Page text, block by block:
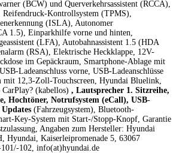
(BCW) und Querverkehrsassistent (RCCA),
Kontrollsystem (TPMS),
(ISLA), Autonomer
1.5), Einparkhilfe vorne und hinten,
(LFA), Autobahnassistent 1.5 (HDA
(RSA), Elektrische Heckklappe, 12V-
im Gepäckraum, Smartphone-Ablage mit
Ladeanschluss vorne, USB-Ladeanschlüsse
mit 12,3-Zoll-Touchscreen, Hyundai Bluelink,
(kabellos) , Lautsprecher 1. Sitzreihe,
Hochtöner, Notrufsystem (eCall), USB-
(Fahrzeugsystem), Bluetooth-
Key-System mit Start-/Stopp-Knopf, Garantie
Angaben zum Hersteller: Hyundai
Hyundai, Kaiserleipromenade 5, 63067
102, info(at)hyundai.de